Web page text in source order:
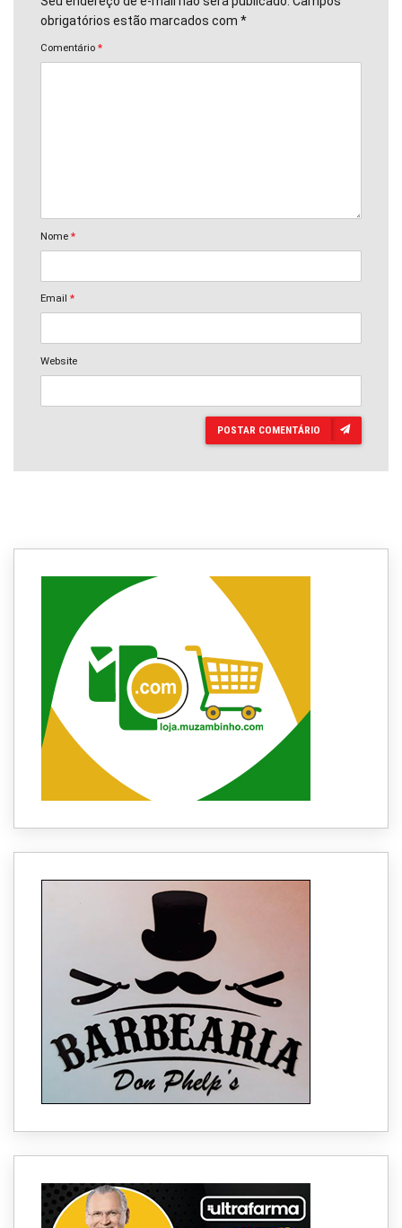
obrigatórios estão marcados com *
Comentário *
Nome *
Email *
Website
POSTAR COMENTÁRIO